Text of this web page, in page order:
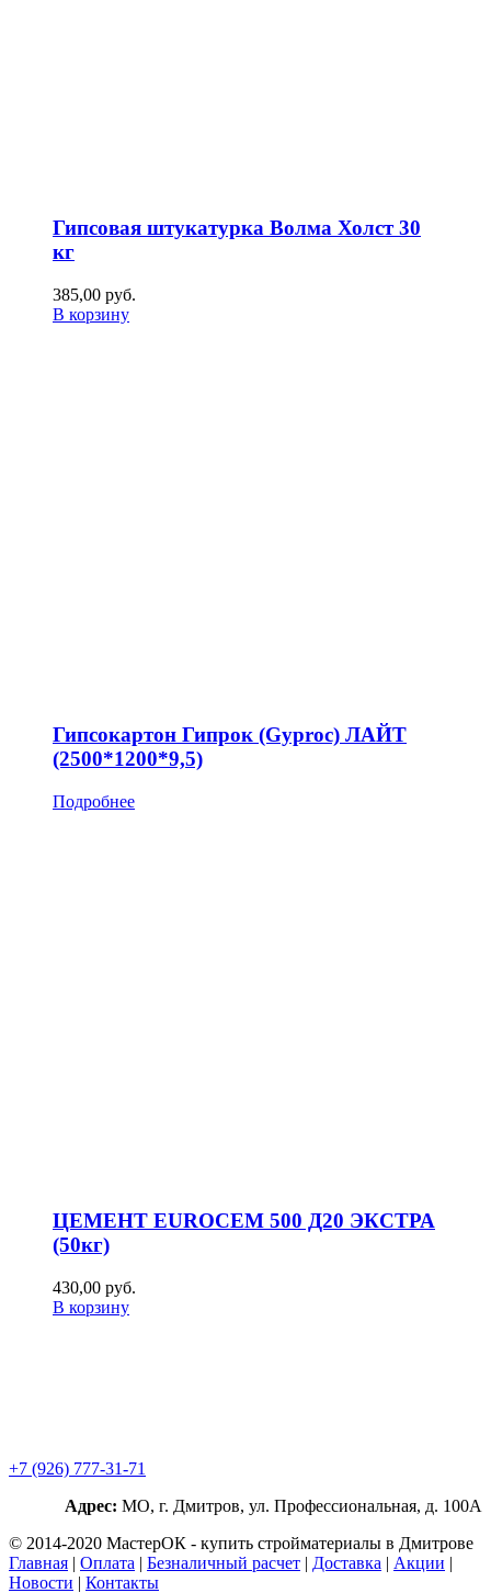
Гипсовая штукатурка Волма Холст 30
кг
385,00 руб.
В корзину
Гипсокартон Гипрок (Gyproc) ЛАЙТ
(2500*1200*9,5)
Подробнее
ЦЕМЕНТ EUROCEM 500 Д20 ЭКСТРА
(50кг)
430,00 руб.
В корзину
+7 (926) 777-31-71
Адрес: МО, г. Дмитров, ул. Профессиональная, д. 100А
© 2014-2020 МастерОК - купить стройматериалы в Дмитрове
Главная | Оплата | Безналичный расчет | Доставка | Акции |
Новости | Контакты